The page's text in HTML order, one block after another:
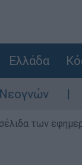
Ελλάδα
Marfin:
των